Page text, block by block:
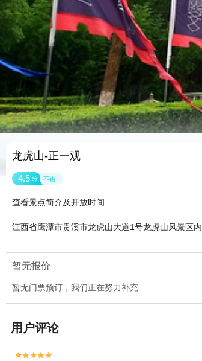
龙虎山-正一观
4.5 分 不错
查看景点简介及开放时间
江西省鹰潭市贵溪市龙虎山大道1号龙虎山风景区内
暂无报价
暂无门票预订，我们正在努力补充
用户评论

